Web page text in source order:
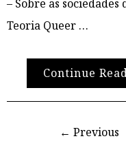
– Sobre as
Teoria Queer …
Continue
Paginação
← Previous